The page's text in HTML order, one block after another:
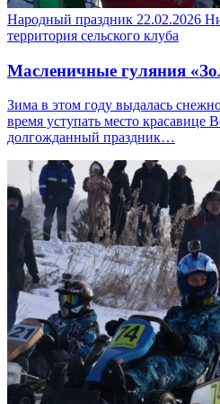
Народный праздник 22.02.2026
территория сельского клуба
Масленичные гуляния
Зима в этом году выдалась
время уступать место красавице
долгожданный праздник…